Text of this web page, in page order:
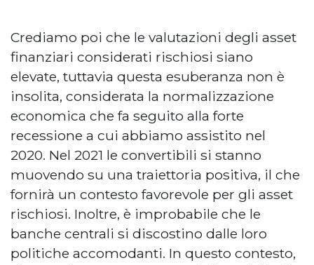
Crediamo poi che le valutazioni degli asset
finanziari considerati rischiosi siano
elevate, tuttavia questa esuberanza non è
insolita, considerata la normalizzazione
economica che fa seguito alla forte
recessione a cui abbiamo assistito nel
2020. Nel 2021 le convertibili si stanno
muovendo su una traiettoria positiva, il che
fornirà un contesto favorevole per gli asset
rischiosi. Inoltre, è improbabile che le
banche centrali si discostino dalle loro
politiche accomodanti. In questo contesto,